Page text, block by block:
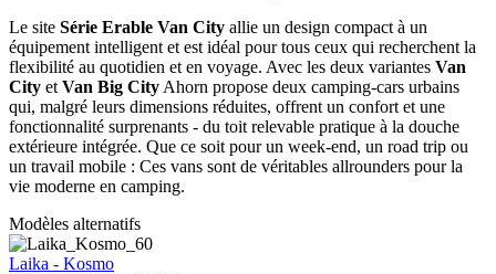
Le site Série Erable Van City allie un design compact à un
équipement intelligent et est idéal pour tous ceux qui recherchent la
flexibilité au quotidien et en voyage. Avec les deux variantes Van
City et Van Big City Ahorn propose deux camping-cars urbains
qui, malgré leurs dimensions réduites, offrent un confort et une
fonctionnalité surprenants - du toit relevable pratique à la douche
extérieure intégrée. Que ce soit pour un week-end, un road trip ou
un travail mobile : Ces vans sont de véritables allrounders pour la
vie moderne en camping.
Modèles alternatifs
Laika - Kosmo